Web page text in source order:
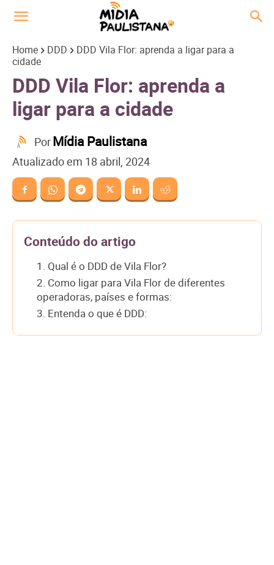
Home DDD
DDD Vila Flor: aprenda a ligar para a
cidade
DDD Vila Flor: aprenda a
ligar para a cidade
PorMídia Paulistana
Atualizado em 18 abril, 2024
Conteúdo do artigo
1. Qual é o DDD de Vila Flor?
2. Como ligar para Vila Flor de diferentes
operadoras, países e formas:
3. Entenda o que é DDD: